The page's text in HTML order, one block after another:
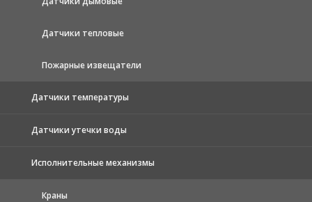
Датчики тепловые
Пожарные извещатели
Датчики температуры
Датчики утечки воды
Исполнительные механизмы
Краны